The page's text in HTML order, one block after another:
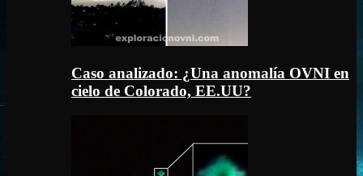
Caso analizado: ¿Una anomalía OVNI en
cielo de Colorado, EE.UU?